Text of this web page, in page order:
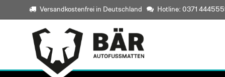
Versandkostenfrei in Deutschland Hotline: 0371